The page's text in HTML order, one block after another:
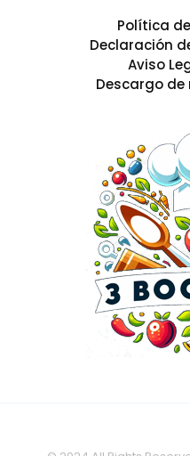
Política
Declaración
Aviso
Descargo